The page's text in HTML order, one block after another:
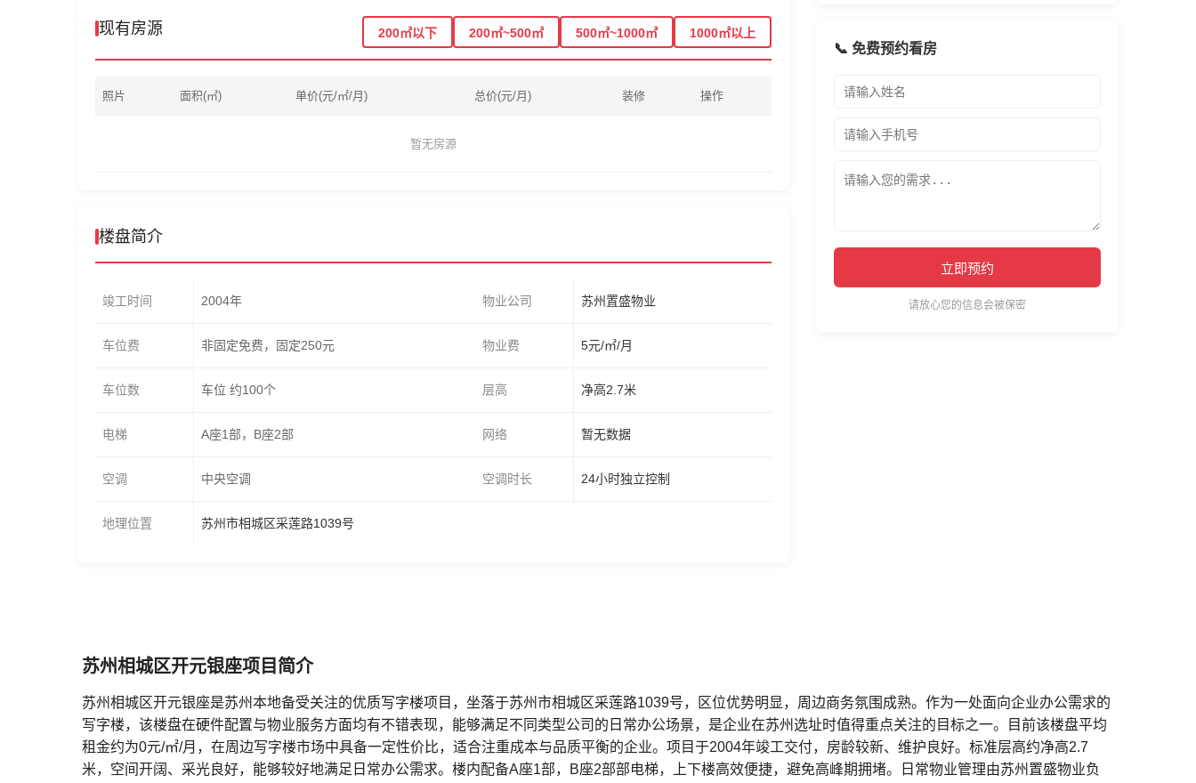
现有房源 200㎡以下 200㎡~500㎡ 500㎡~1000㎡ 1000㎡以上
照片 面积(㎡) 单价(元/㎡/月) 总价(元/月) 装修 操作
暂无房源
楼盘简介
竣工时间 2004年 物业公司 苏州置盛物业
车位费 非固定免费，固定250元 物业费 5元/㎡/月
车位数 车位 约100个 层高 净高2.7米
电梯 A座1部，B座2部 网络 暂无数据
空调 中央空调 空调时长 24小时独立控制
地理位置 苏州市相城区采莲路1039号
📞 免费预约看房
立即预约
请放心您的信息会被保密
苏州相城区开元银座项目简介
苏州相城区开元银座是苏州本地备受关注的优质写字楼项目，坐落于苏州市相城区采莲路1039号，区位优势明显，周边商务氛围成熟。作为一处面向企业办公需求的
写字楼，该楼盘在硬件配置与物业服务方面均有不错表现，能够满足不同类型公司的日常办公场景，是企业在苏州选址时值得重点关注的目标之一。目前该楼盘平均
租金约为0元/㎡/月，在周边写字楼市场中具备一定性价比，适合注重成本与品质平衡的企业。项目于2004年竣工交付，房龄较新、维护良好。标准层高约净高2.7
米，空间开阔、采光良好，能够较好地满足日常办公需求。楼内配备A座1部，B座2部部电梯，上下楼高效便捷，避免高峰期拥堵。日常物业管理由苏州置盛物业负